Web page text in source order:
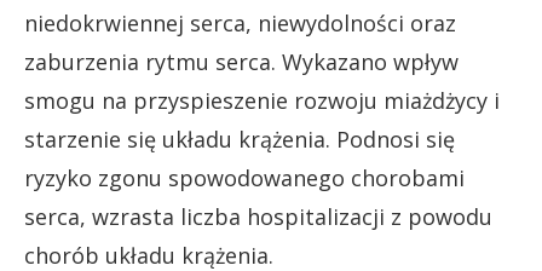
niedokrwiennej serca, niewydolności oraz
zaburzenia rytmu serca. Wykazano wpływ
smogu na przyspieszenie rozwoju miażdżycy i
starzenie się układu krążenia. Podnosi się
ryzyko zgonu spowodowanego chorobami
serca, wzrasta liczba hospitalizacji z powodu
chorób układu krążenia.